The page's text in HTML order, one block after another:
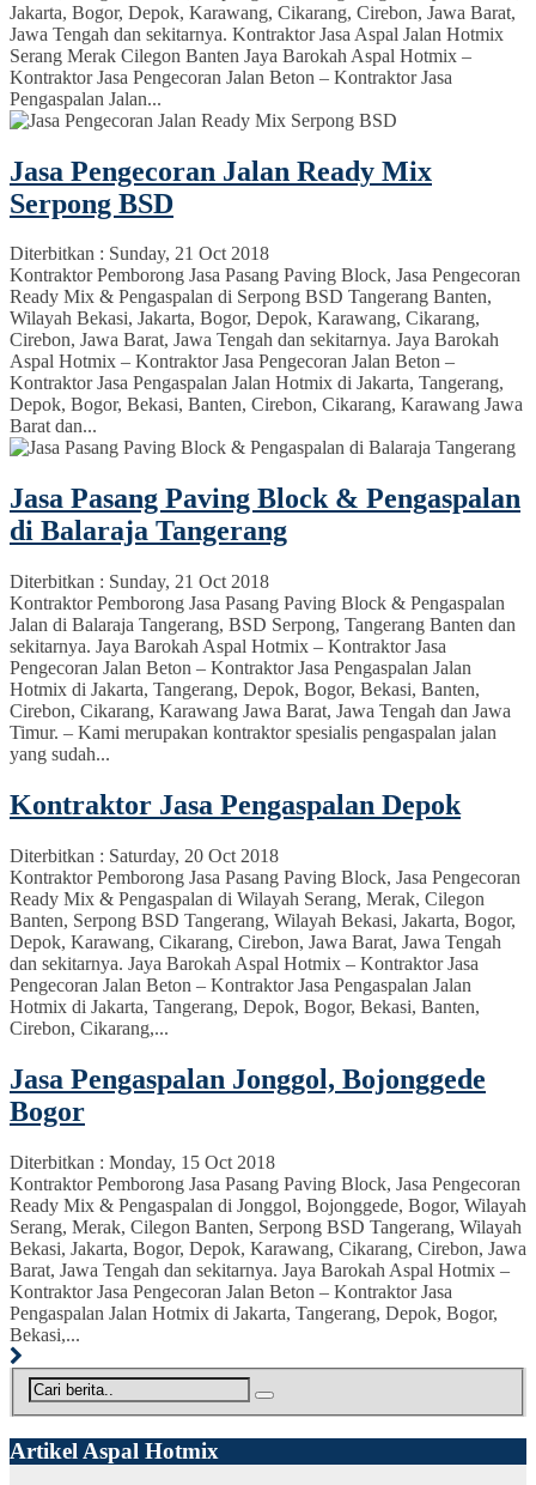
Jakarta, Bogor, Depok, Karawang, Cikarang, Cirebon, Jawa Barat,
Jawa Tengah dan sekitarnya. Kontraktor Jasa Aspal Jalan Hotmix
Serang Merak Cilegon Banten Jaya Barokah Aspal Hotmix –
Kontraktor Jasa Pengecoran Jalan Beton – Kontraktor Jasa
Pengaspalan Jalan...
Jasa Pengecoran Jalan Ready Mix
Serpong BSD
Diterbitkan : Sunday, 21 Oct 2018
Kontraktor Pemborong Jasa Pasang Paving Block, Jasa Pengecoran
Ready Mix & Pengaspalan di Serpong BSD Tangerang Banten,
Wilayah Bekasi, Jakarta, Bogor, Depok, Karawang, Cikarang,
Cirebon, Jawa Barat, Jawa Tengah dan sekitarnya. Jaya Barokah
Aspal Hotmix – Kontraktor Jasa Pengecoran Jalan Beton –
Kontraktor Jasa Pengaspalan Jalan Hotmix di Jakarta, Tangerang,
Depok, Bogor, Bekasi, Banten, Cirebon, Cikarang, Karawang Jawa
Barat dan...
Jasa Pasang Paving Block & Pengaspalan
di Balaraja Tangerang
Diterbitkan : Sunday, 21 Oct 2018
Kontraktor Pemborong Jasa Pasang Paving Block & Pengaspalan
Jalan di Balaraja Tangerang, BSD Serpong, Tangerang Banten dan
sekitarnya. Jaya Barokah Aspal Hotmix – Kontraktor Jasa
Pengecoran Jalan Beton – Kontraktor Jasa Pengaspalan Jalan
Hotmix di Jakarta, Tangerang, Depok, Bogor, Bekasi, Banten,
Cirebon, Cikarang, Karawang Jawa Barat, Jawa Tengah dan Jawa
Timur. – Kami merupakan kontraktor spesialis pengaspalan jalan
yang sudah...
Kontraktor Jasa Pengaspalan Depok
Diterbitkan : Saturday, 20 Oct 2018
Kontraktor Pemborong Jasa Pasang Paving Block, Jasa Pengecoran
Ready Mix & Pengaspalan di Wilayah Serang, Merak, Cilegon
Banten, Serpong BSD Tangerang, Wilayah Bekasi, Jakarta, Bogor,
Depok, Karawang, Cikarang, Cirebon, Jawa Barat, Jawa Tengah
dan sekitarnya. Jaya Barokah Aspal Hotmix – Kontraktor Jasa
Pengecoran Jalan Beton – Kontraktor Jasa Pengaspalan Jalan
Hotmix di Jakarta, Tangerang, Depok, Bogor, Bekasi, Banten,
Cirebon, Cikarang,...
Jasa Pengaspalan Jonggol, Bojonggede
Bogor
Diterbitkan : Monday, 15 Oct 2018
Kontraktor Pemborong Jasa Pasang Paving Block, Jasa Pengecoran
Ready Mix & Pengaspalan di Jonggol, Bojonggede, Bogor, Wilayah
Serang, Merak, Cilegon Banten, Serpong BSD Tangerang, Wilayah
Bekasi, Jakarta, Bogor, Depok, Karawang, Cikarang, Cirebon, Jawa
Barat, Jawa Tengah dan sekitarnya. Jaya Barokah Aspal Hotmix –
Kontraktor Jasa Pengecoran Jalan Beton – Kontraktor Jasa
Pengaspalan Jalan Hotmix di Jakarta, Tangerang, Depok, Bogor,
Bekasi,...
Artikel Aspal Hotmix